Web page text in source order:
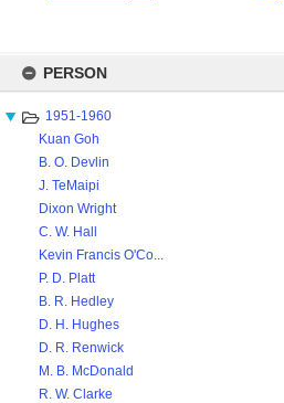
content
PERSON
1951-1960
Kuan Goh
B. O. Devlin
J. TeMaipi
Dixon Wright
C. W. Hall
Kevin Francis O'Co...
P. D. Platt
B. R. Hedley
D. H. Hughes
D. R. Renwick
M. B. McDonald
R. W. Clarke